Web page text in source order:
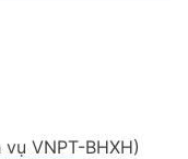
VNPT-BHXH)